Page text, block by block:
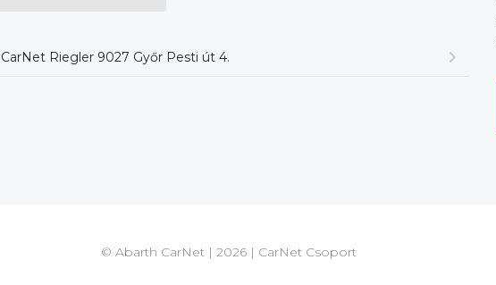
CarNet Riegler 9027 Győr Pesti út 4.
© Abarth CarNet | 2026 | CarNet Csoport